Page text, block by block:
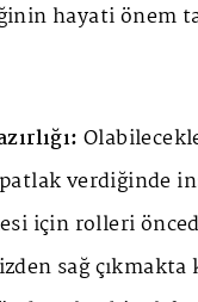
hayati önem
verdiğinde
için rolleri
sağ